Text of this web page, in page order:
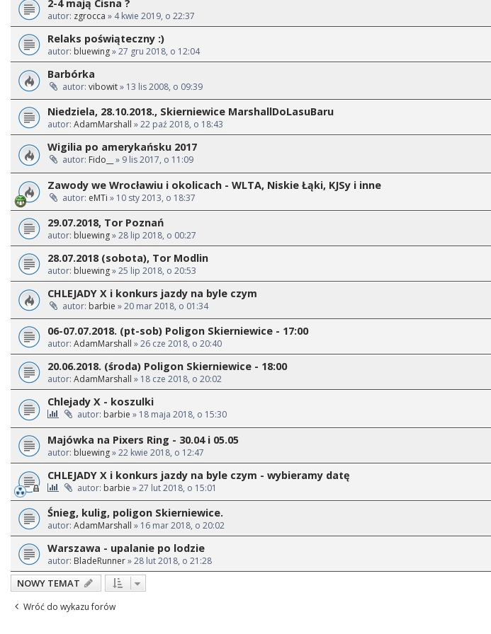
2-4 mają Cisna ?
autor: zgrocca » 4 kwie 2019, o 22:37
Relaks poświąteczny :)
autor: bluewing» 27 gru 2018, o 12:04
Barbórka
autor: vibowit» 13 lis 2008, o 09:39
Niedziela, 28.10.2018., Skierniewice MarshallDoLasuBaru
autor: AdamMarshall » 22 paź 2018, o 18:43
Wigilia po amerykańsku 2017
autor: Fido__ » 9 lis 2017, o 11:09
Zawody we Wrocławiu i okolicach - WLTA, Niskie Łąki, KJSy i inne
autor: eMTi » 10 sty 2013, o 18:37
29.07.2018, Tor Poznań
autor: bluewing» 28 lip 2018, o 00:27
28.07.2018 (sobota), Tor Modlin
autor: bluewing» 25 lip 2018, o 20:53
CHLEJADY X i konkurs jazdy na byle czym
autor: barbie » 20 mar 2018, o 01:34
06-07.07.2018. (pt-sob) Poligon Skierniewice - 17:00
autor: AdamMarshall » 26 cze 2018, o 20:40
20.06.2018. (środa) Poligon Skierniewice - 18:00
autor: AdamMarshall » 18 cze 2018, o 20:02
Chlejady X - koszulki
autor: barbie » 18 maja 2018, o 15:30
Majówka na Pixers Ring - 30.04 i 05.05
autor: bluewing» 22 kwie 2018, o 12:47
CHLEJADY X i konkurs jazdy na byle czym - wybieramy datę
autor: barbie » 27 lut 2018, o 15:01
Śnieg, kulig, poligon Skierniewice.
autor: AdamMarshall » 16 mar 2018, o 20:02
Warszawa - upalanie po lodzie
autor: BladeRunner» 28 lut 2018, o 21:28
NOWY TEMAT
Wróć do wykazu forów